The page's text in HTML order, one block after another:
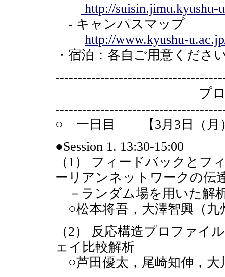
http://suisin.jimu.kyushu-
- キャンパスマップ
http://www.kyushu-
・宿泊：各自ご用意くださ
プログ
○ 一日目 【3月3日（月）
●Session 1. 13:30-15:00
（1） フィードバックとフ
ーリアンネットワークの伝
－ランダム場を用いた解
○松本将吾，大澤智興（九
（2） 反応構造プロファイ
ェイ比較解析
○芦田優太，尾崎知伸，大